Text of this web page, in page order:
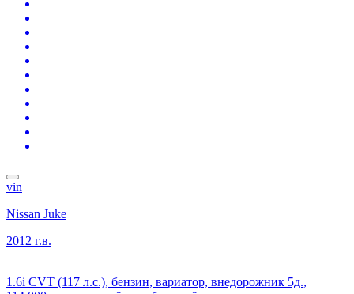
vin
Nissan Juke
2012 г.в.
1.6i CVT (117 л.с.), бензин, вариатор, внедорожник 5д.,